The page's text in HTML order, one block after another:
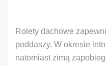
Rolety dachowe
poddaszy. W okresie
natomiast zimą